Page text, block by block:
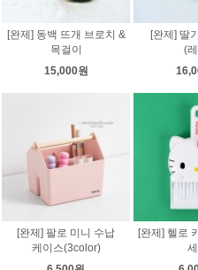
[완제] 동백 뜨개 브로치 &
목걸이
15,000원
[완제] 딸
(
[완제] 팔로 미니 수납
케이스(3color)
[완제] 헬로